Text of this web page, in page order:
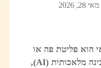
מאי 28, 2026
הוא פליטת פה או
אסטרטגיה מחושבת? ניסוי בינה מלאכותית (AI),